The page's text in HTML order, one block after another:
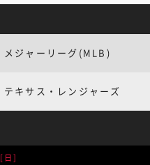
メジャーリーグ(MLB)
テキサス・レンジャーズ
[日]